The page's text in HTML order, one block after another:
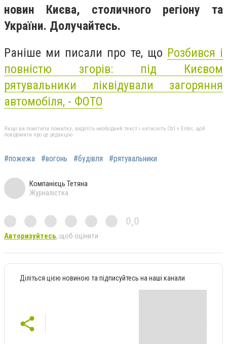
новин Києва, столичного регіону та
України. Долучайтесь.
Раніше ми писали про те, що Розбився і
повністю згорів: під Києвом
рятувальники ліквідували загоряння
автомобіля, - ФОТО
Якщо ви помітили помилку, виділіть необхідний текст і натисніть Ctrl + Enter, щоб
повідомити про це редакцію
#пожежа #вогонь #будівля #рятувальники
Компанієць Тетяна
Журналістка
0,0
Авторизуйтесь, щоб оцінити
Діліться цією новиною та підписуйтесь на наші канали